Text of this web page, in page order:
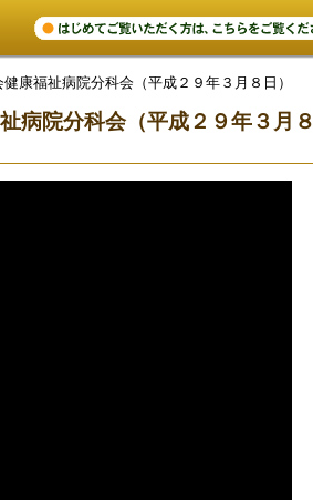
康福祉病院分科会（平成２９年３月８日）
病院分科会（平成２９年３月８